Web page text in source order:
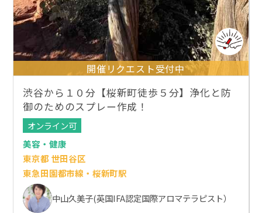
開催リクエスト受付中
渋谷から１０分【桜新町徒歩５分】浄化と防
御のためのスプレー作成！
オンライン可
美容・健康
東京都 世田谷区
東急田園都市線・桜新町駅
中山久美子(英国IFA認定国際アロマテラピスト）